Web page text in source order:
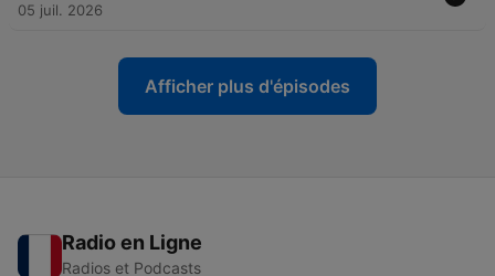
05 juil. 2026
Afficher plus d'épisodes
Radio en Ligne
Radios et Podcasts